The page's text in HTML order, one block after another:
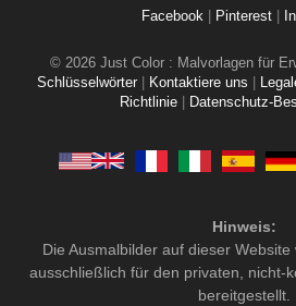
Facebook Pinterest
© 2026 Just Color : Malvorlagen für
Schlüsselwörter
Kontaktiere uns
Richtlinie
Datenschutz-
Hinweis:
Die Ausmalbilder auf dieser
ausschließlich für den privaten, nicht-
bereitgestellt.